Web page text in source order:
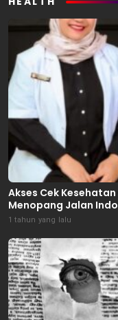
Akses Cek
Menopang Jalan
1 tahun yang lalu